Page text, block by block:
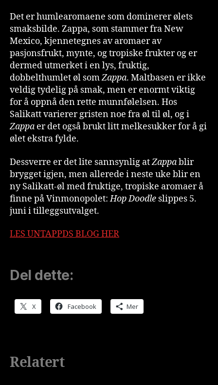
Det er humlearomaene som dominerer ølets
smaksbilde. Zappa, som stammer fra New
Mexico, kjennetegnes av aromaer av
pasjonsfrukt, mynte, og tropiske frukter og er
dermed utmerket i en lys, fruktig,
dobbelthumlet øl somZappa. Maltbasen er ikke
veldig tydelig på smak, men er enormt viktig
for å oppnå den rette munnfølelsen. Hos
Salikatt varierer gristen noe fra øl til øl, og i
Zappa er det også brukt litt melkesukker for å gi
ølet ekstra fylde.
Dessverre er det lite sannsynlig atZappablir
brygget igjen, men allerede i neste uke blir en
ny Salikatt-øl med fruktige, tropiske aromaer å
finne på Vinmonopolet:Hop Doodle slippes 5.
juni i tilleggsutvalget.
LES UNTAPPDS BLOG HER
Del dette:
X Facebook Mer
Relatert